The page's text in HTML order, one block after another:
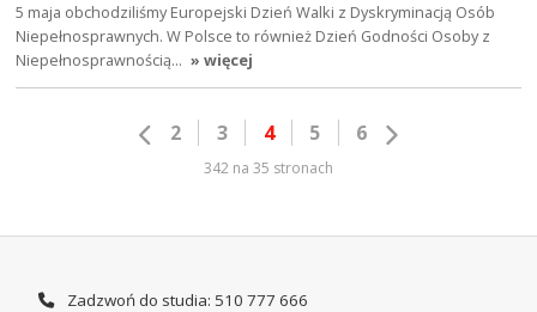
5 maja obchodziliśmy Europejski Dzień Walki z Dyskryminacją Osób
Niepełnosprawnych. W Polsce to również Dzień Godności Osoby z
Niepełnosprawnością… » więcej
2 3 4 5 6
342 na 35 stronach
Zadzwoń do studia: 510 777 666